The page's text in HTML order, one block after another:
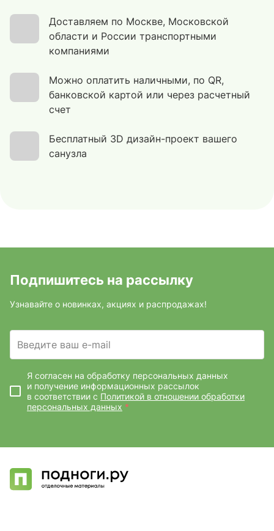
Доставляем по Москве, Московской
области и России транспортными
компаниями
Можно оплатить наличными, по QR,
банковской картой или через расчетный
счет
Бесплатный 3D дизайн-проект вашего
санузла
Подпишитесь на рассылку
Узнавайте о новинках, акциях и распродажах!
Введите ваш e-mail
Я согласен на обработку персональных данных
и получение информационных рассылок
в соответствии с Политикой в отношении обработки
персональных данных *